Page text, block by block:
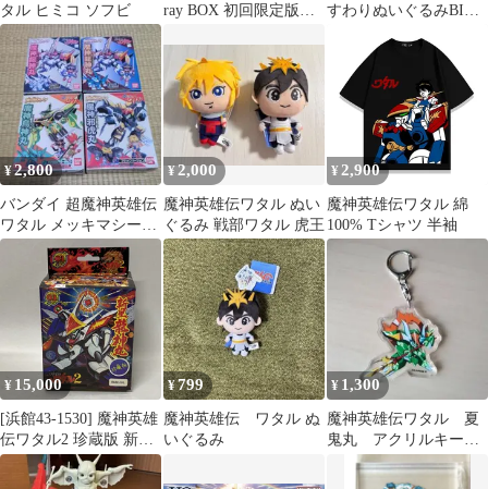
タル ヒミコ ソフビ
ray BOX 初回限定版
すわりぬいぐるみBIG
¥2,800
バンダイ 超魔神英雄伝
ワタル メッキマシーン
4種セット
¥2,000
魔神英雄伝ワタル ぬい
ぐるみ 戦部ワタル 虎王
¥ 2,900
魔神英雄伝ワタル 綿
100% Tシャツ 半袖
¥ 15,000
[浜館43-1530] 魔神英雄
伝ワタル2 珍蔵版 新星
龍神丸 [中古品]
¥799
魔神英雄伝 ワタル ぬ
いぐるみ
¥ 1,300
魔神英雄伝ワタル 夏
鬼丸 アクリルキーホ
ルダー